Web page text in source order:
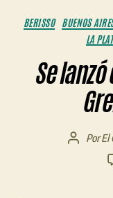
BERISSO BUENOS
LA
Se
AutorPorEl